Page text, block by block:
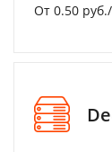
От 0.50